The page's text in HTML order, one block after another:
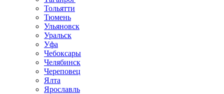
Тольятти
Тюмень
Ульяновск
Уральск
Уфа
Чебоксары
Челябинск
Череповец
Ялта
Ярославль